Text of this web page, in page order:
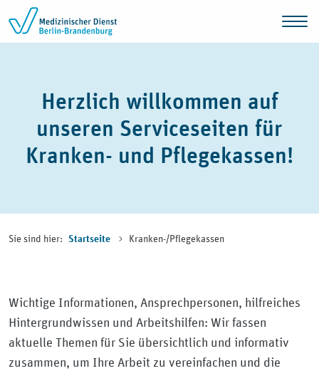
Zum Inhalt springen
Herzlich willkommen auf
unseren Serviceseiten für
Kranken- und Pflegekassen!
Sie sind hier: Startseite Kranken-/Pflegekassen
Wichtige Informationen, Ansprechpersonen, hilfreiches
Hintergrundwissen und Arbeitshilfen: Wir fassen
aktuelle Themen für Sie übersichtlich und informativ
zusammen, um Ihre Arbeit zu vereinfachen und die